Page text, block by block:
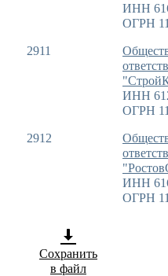
Сохранить
в файл
ИНН
ОГРН
2911
ИНН
ОГРН
2912
ИНН
ОГРН